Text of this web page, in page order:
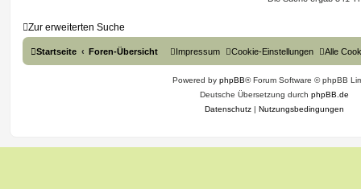
e
n
e
Zur erweiterten Suche
Startseite Foren-Übersicht Alle
Cookie-Einstellungen
Impressum
Powered by phpBB® Forum Software © phpBB
Deutsche Übersetzung durch phpBB.de
Datenschutz | Nutzungsbedingungen